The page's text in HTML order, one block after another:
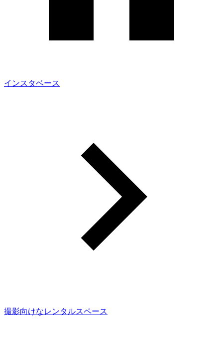
インスタベース
撮影向けなレンタルスペース